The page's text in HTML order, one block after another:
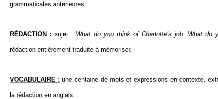
grammaticales antérieures.
RÉDACTION : sujet : What do you think of Charlotte’s job. What do
rédaction entièrement traduite à mémoriser.
VOCABULAIRE : une centaine de mots et expressions en contexte,
la rédaction en anglais.